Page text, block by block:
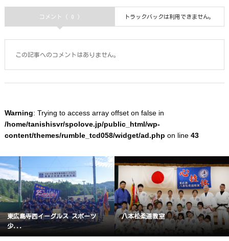
コメント ( 0 ) トラックバックは利用できません。
この記事へのコメントはありません。
Warning: Trying to access array offset on false in
/home/tanishisvr/spolove.jp/public_html/wp-
content/themes/rumble_tcd058/widget/ad.php on line43
東広島寺西イーグルス スポーツ
少...
八本松柔道教室